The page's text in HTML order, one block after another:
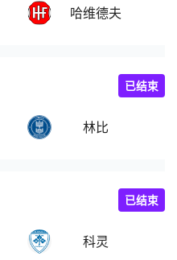
哈维德夫
林比
已结束
科灵
已结束